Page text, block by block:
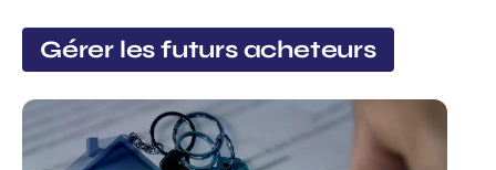
Gérer les futurs acheteurs